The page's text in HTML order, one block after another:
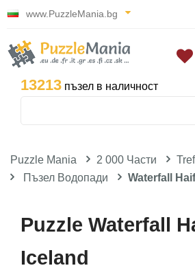
www.PuzzleMania.bg
13213 пъзел в наличност
Puzzle Mania 2 000 Части
Trefl
Пъзел Водопади
Waterfall
Puzzle Waterfall
Iceland